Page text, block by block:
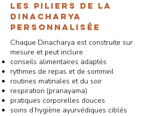
Les piliers de la
Dinacharya
personnalisée
Chaque Dinacharya est construite sur
mesure et peut inclure :
conseils alimentaires adaptés
rythmes de repas et de sommeil
routines matinales et du soir
respiration (pranayama)
pratiques corporelles douces
soins d’hygiène ayurvédiques ciblés